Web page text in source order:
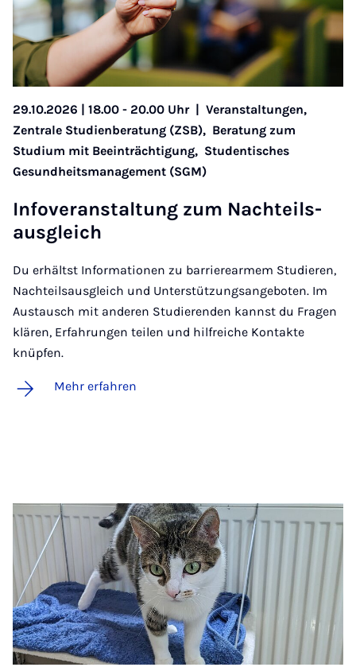
29.10.2026 | 18.00 - 20.00 Uhr | Veranstaltungen,
Zentrale Studienberatung (ZSB), Beratung zum
Studium mit Beeinträchtigung, Studentisches
Gesundheitsmanagement (SGM)
In­­­­­fo­­­ver­­­an­­­sta­l­tung zum Nach­­­teils­
aus­­­gleich
Du erhältst Informationen zu barrierearmem Studieren,
Nachteilsausgleich und Unterstützungsangeboten. Im
Austausch mit anderen Studierenden kannst du Fragen
klären, Erfahrungen teilen und hilfreiche Kontakte
knüpfen.
Mehr erfahren